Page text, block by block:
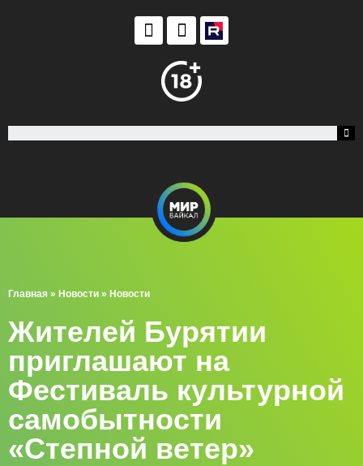
Главная » Новости » Новости
Жителей Бурятии
приглашают на
Фестиваль культурной
самобытности
«Степной ветер»